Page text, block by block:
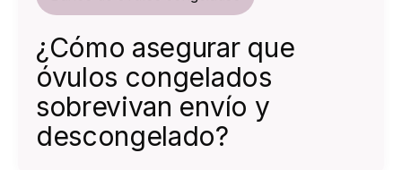
¿Cómo asegurar que
óvulos congelados
sobrevivan envío y
descongelado?